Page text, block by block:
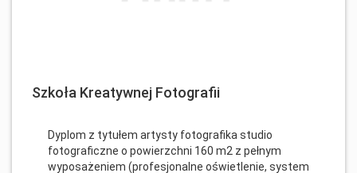
Szkoła Kreatywnej Fotografii
Dyplom z tytułem artysty fotografika studio
fotograficzne o powierzchni 160 m2 z pełnym
wyposażeniem (profesjonalne oświetlenie, system